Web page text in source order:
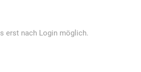
erst nach Login möglich.